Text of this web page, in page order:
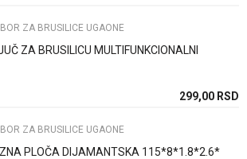
ZA BRUSILICE UGAONE
ZA BRUSILICU MULTIFUNKCIONALNI
299,00 RSD
ZA BRUSILICE UGAONE
PLOČA DIJAMANTSKA 115*8*1.8*2.6*